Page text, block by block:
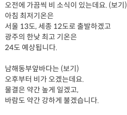
오전에 가끔씩 비 소식이 있는데요. (보기)
아침 최저기온은
서울 13도, 세종 12도로 출발하겠고
광주의 한낮 최고 기온은
24도 예상됩니다.
남해동부앞바다는 (보기)
오후부터 비가 오겠는데요.
물결은 약간 높게 일겠고,
바람도 약간 강하게 불겠습니다.